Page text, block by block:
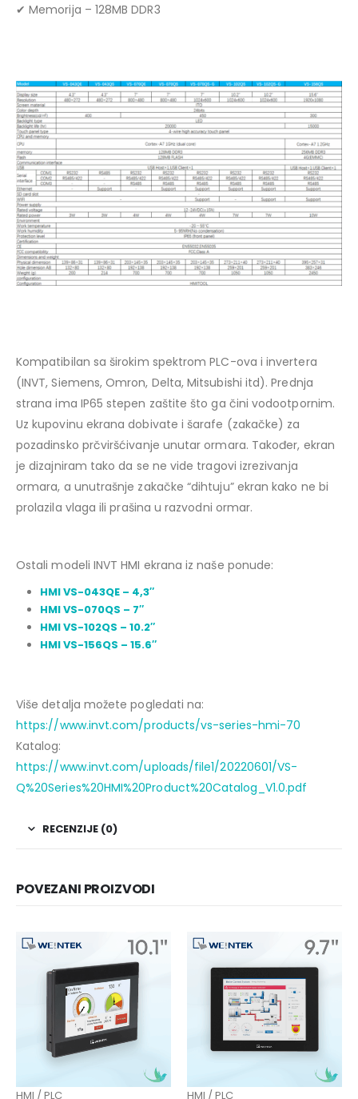
✔ Memorija – 128MB DDR3
Kompatibilan sa širokim spektrom PLC-ova i invertera
(INVT, Siemens, Omron, Delta, Mitsubishi itd). Prednja
strana ima IP65 stepen zaštite što ga čini vodootpornim.
Uz kupovinu ekrana dobivate i šarafe (zakačke) za
pozadinsko prčviršćivanje unutar ormara. Također, ekran
je dizajniram tako da se ne vide tragovi izrezivanja
ormara, a unutrašnje zakačke “dihtuju” ekran kako ne bi
prolazila vlaga ili prašina u razvodni ormar.
Ostali modeli INVT HMI ekrana iz naše ponude:
HMI VS-043QE – 4,3″
HMI VS-070QS – 7″
HMI VS-102QS – 10.2″
HMI VS-156QS – 15.6″
Više detalja možete pogledati na:
https://www.invt.com/products/vs-series-hmi-70
Katalog:
https://www.invt.com/uploads/file1/20220601/VS-
Q%20Series%20HMI%20Product%20Catalog_V1.0.pdf
RECENZIJE (0)
POVEZANI PROIZVODI
HMI / PLC HMI / PLC